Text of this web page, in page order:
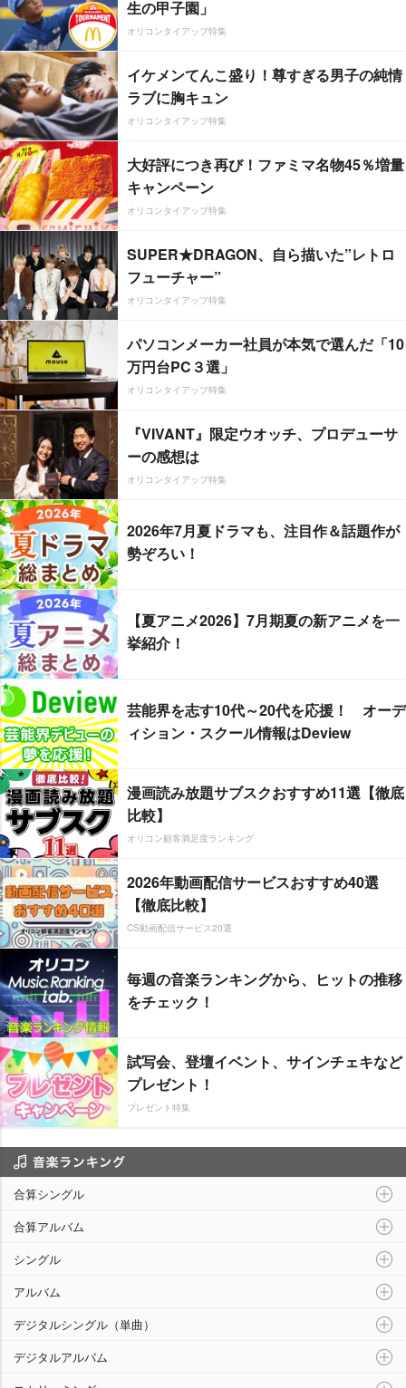
生の甲子園」
オリコンタイアップ特集
イケメンてんこ盛り！尊すぎる男子の純情
ラブに胸キュン
オリコンタイアップ特集
大好評につき再び！ファミマ名物45％増量
キャンペーン
オリコンタイアップ特集
SUPER★DRAGON、自ら描いた”レトロ
フューチャー”
オリコンタイアップ特集
パソコンメーカー社員が本気で選んだ「10
万円台PC３選」
オリコンタイアップ特集
『VIVANT』限定ウオッチ、プロデューサ
ーの感想は
オリコンタイアップ特集
2026年7月夏ドラマも、注目作＆話題作が
勢ぞろい！
【夏アニメ2026】7月期夏の新アニメを一
挙紹介！
芸能界を志す10代～20代を応援！ オーデ
ィション・スクール情報はDeview
漫画読み放題サブスクおすすめ11選【徹底
比較】
オリコン顧客満足度ランキング
2026年動画配信サービスおすすめ40選
【徹底比較】
CS動画配信サービス20選
毎週の音楽ランキングから、ヒットの推移
をチェック！
試写会、登壇イベント、サインチェキなど
プレゼント！
プレゼント特集
合算シングル
合算アルバム
シングル
アルバム
デジタルシングル（単曲）
デジタルアルバム